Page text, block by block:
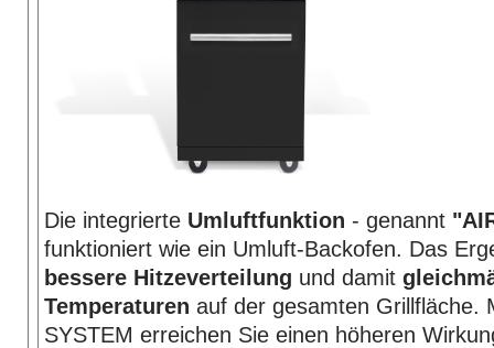
Die integrierte Umluftfunktion - genannt
funktioniert wie ein Umluft-Backofen. Das
bessere Hitzeverteilung und damit
Temperaturen auf der gesamten Grillfläche.
SYSTEM erreichen Sie einen höheren